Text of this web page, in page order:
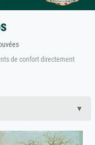
de confort directement